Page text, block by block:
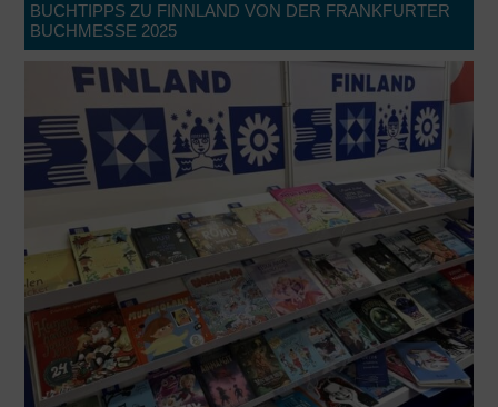
BUCHTIPPS ZU FINNLAND VON DER FRANKFURTER
BUCHMESSE 2025